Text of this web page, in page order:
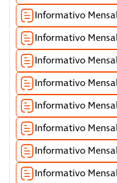
Informativo
Informativo
Informativo
Informativo
Informativo
Informativo
Informativo
Informativo